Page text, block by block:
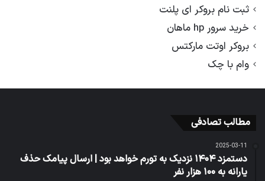
ثبت نام بروکر ای پلنت
خرید سرور hp ماهان
بروکر اوتت مارکتس
وام با چک
مطالب تصادفی
2025-03-11
دستمزد ۱۴۰۴ نزدیک به تورم خواهد بود | ارسال پیامک حذف
یارانه به ۱۰۰ هزار نفر